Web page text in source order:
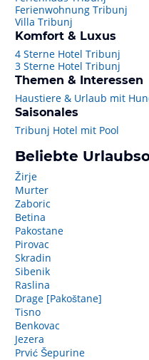
Ferienwohnung Tribunj
Villa Tribunj
Komfort & Luxus
4 Sterne Hotel Tribunj
3 Sterne Hotel Tribunj
Themen & Interessen
Haustiere & Urlaub mit
Saisonales
Tribunj Hotel mit Pool
Beliebte
Žirje
Murter
Zaboric
Betina
Pakostane
Pirovac
Skradin
Sibenik
Raslina
Drage [Pakoštane]
Tisno
Benkovac
Jezera
Prvić Šepurine